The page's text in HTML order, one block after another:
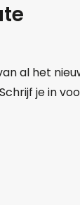
al het
je in